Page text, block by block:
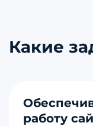
Какие
работу